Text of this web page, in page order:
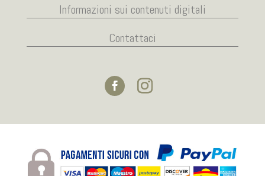
Informazioni sui contenuti digitali
Contattaci